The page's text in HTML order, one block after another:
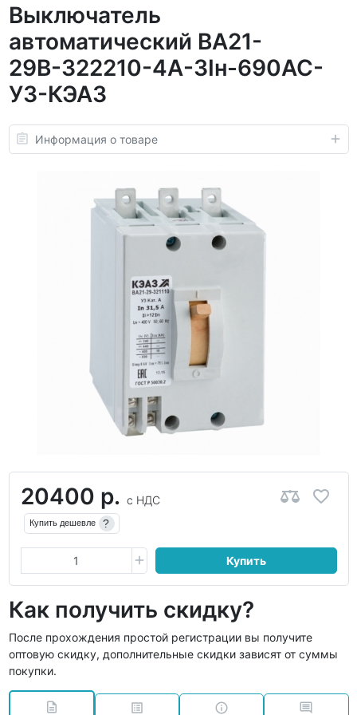
Выключатель
автоматический ВА21-
29В-322210-4А-3Iн-690AC-
У3-КЭАЗ
Информация о товаре
20400 р. с НДС
Купить дешевле ?
Купить
Как получить скидку?
После прохождения простой регистрации вы получите
оптовую скидку, дополнительные скидки зависят от суммы
покупки.